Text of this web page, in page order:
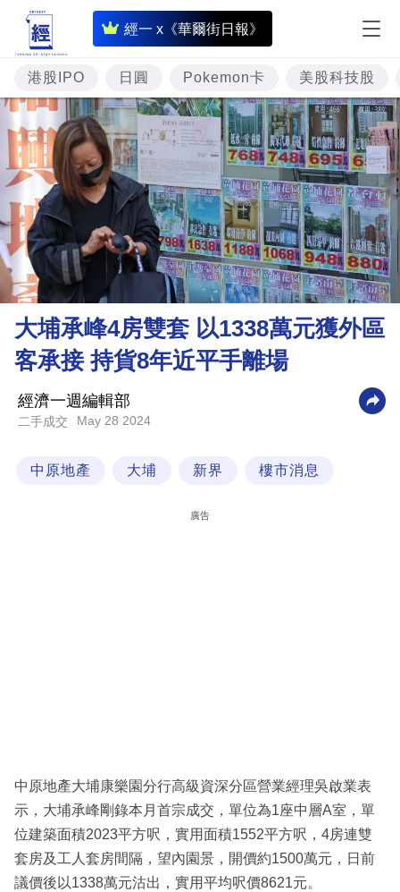
經一 x《華爾街日報》
即
時
財
經
專
題
投
資
樓
市
理
財
商
業
科
區
港股IPO 日圓 Pokemon卡 美股科技股
大埔承峰4房雙套 以1338萬元獲外區
客承接 持貨8年近平手離場
經濟一週編輯部
二手成交 May 28 2024
中原地產 大埔 新界 樓市消息
廣告
中原地產大埔康樂園分行高級資深分區營業經理吳啟業表
示，大埔承峰剛錄本月首宗成交，單位為1座中層A室，單
位建築面積2023平方呎，實用面積1552平方呎，4房連雙
套房及工人套房間隔，望內園景，開價約1500萬元，日前
議價後以1338萬元沽出，實用平均呎價8621元。